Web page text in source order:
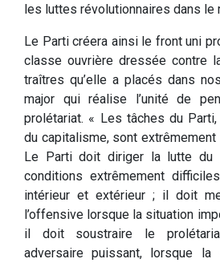
les luttes révolutionnaires dans le
Le Parti créera ainsi le front uni
classe ouvrière dressée contre
traîtres qu’elle a placés dans
major qui réalise l’unité de
prolétariat. « Les tâches du
du capitalisme, sont
Le Parti doit diriger la lutte du
conditions extrêmement
intérieur et extérieur ; il doit
l’offensive lorsque la situation
il doit soustraire le
adversaire puissant, lorsque